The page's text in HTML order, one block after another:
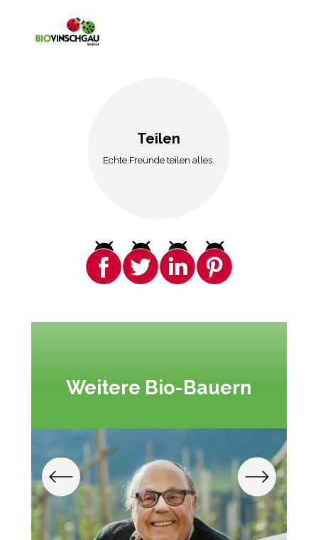
Teilen
Echte Freunde teilen alles.
Weitere Bio-Bauern